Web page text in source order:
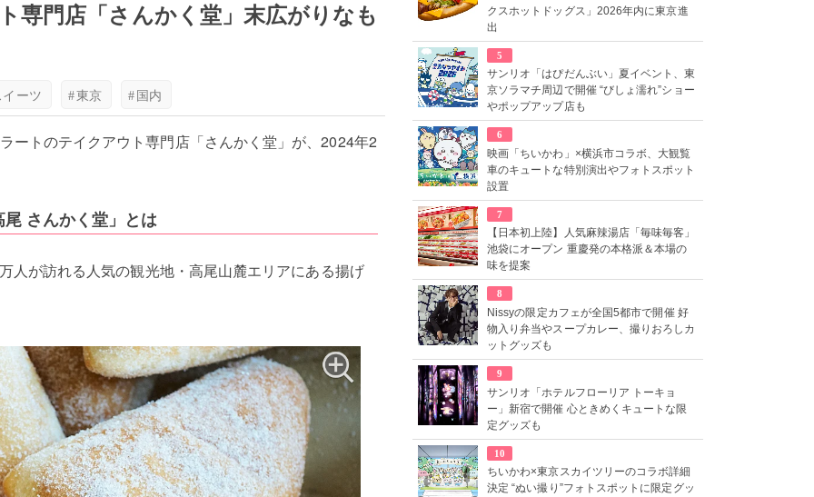
専門店「さんかく堂」末広がりなも
イーツ #東京 # 国内
ートのテイクアウト専門店「さんかく堂」が、2024年2
さんかく堂」とは
人が訪れる人気の観光地・高尾山麓エリアにある揚げ
クスホットドッグス」2026年内に東京進
出
5
サンリオ「はぴだんぶい」夏イベント、東
京ソラマチ周辺で開催 “びしょ濡れ”ショー
やポップアップ店も
6
映画「ちいかわ」×横浜市コラボ、大観覧
車のキュートな特別演出やフォトスポット
設置
7
【日本初上陸】人気麻辣湯店「毎味毎客」
池袋にオープン 重慶発の本格派＆本場の
味を提案
8
Nissyの限定カフェが全国5都市で開催 好
物入り弁当やスープカレー、撮りおろしカ
ットグッズも
9
サンリオ「ホテルフローリア トーキョ
ー」新宿で開催 心ときめくキュートな限
定グッズも
10
ちいかわ×東京スカイツリーのコラボ詳細
決定 “ぬい撮り”フォトスポットに限定グッ